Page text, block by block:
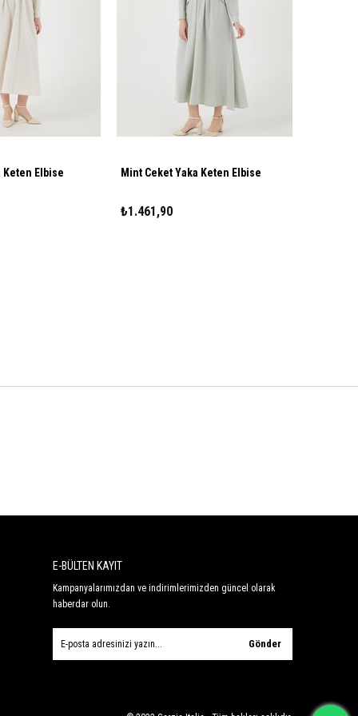
Keten Elbise Mint Ceket Yaka Keten Elbise
₺1.461,90
E-BÜLTEN KAYIT
Kampanyalarımızdan ve indirimlerimizden güncel olarak
haberdar olun.
Gönder